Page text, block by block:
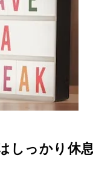
しっかり休